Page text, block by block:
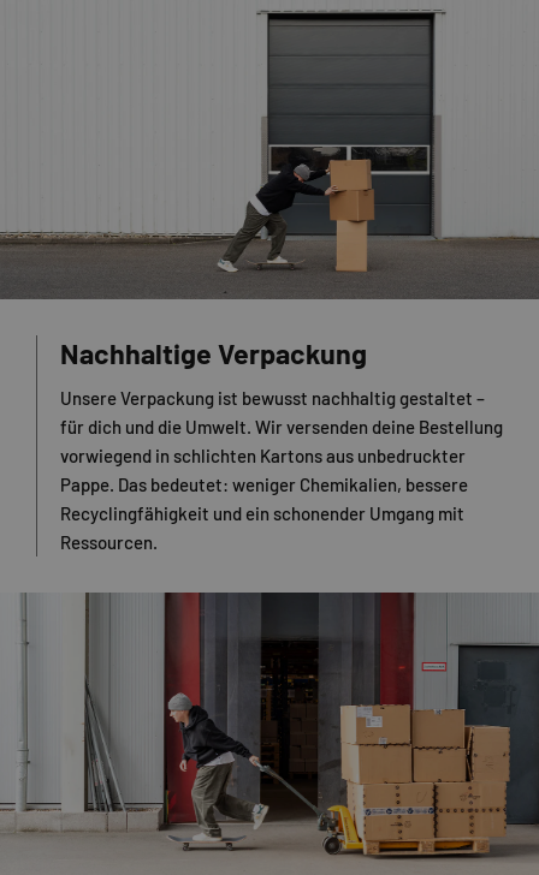
Nachhaltige Verpackung
Unsere Verpackung ist bewusst nachhaltig gestaltet –
für dich und die Umwelt. Wir versenden deine Bestellung
vorwiegend in schlichten Kartons aus unbedruckter
Pappe. Das bedeutet: weniger Chemikalien, bessere
Recyclingfähigkeit und ein schonender Umgang mit
Ressourcen.